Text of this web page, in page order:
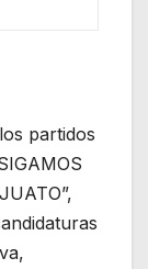
partidos